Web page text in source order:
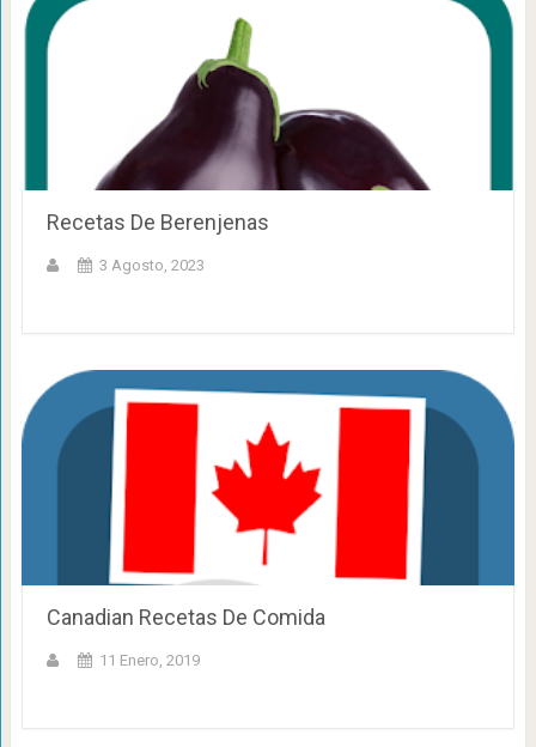
Recetas De Berenjenas
3 Agosto, 2023
Canadian Recetas De Comida
11 Enero, 2019